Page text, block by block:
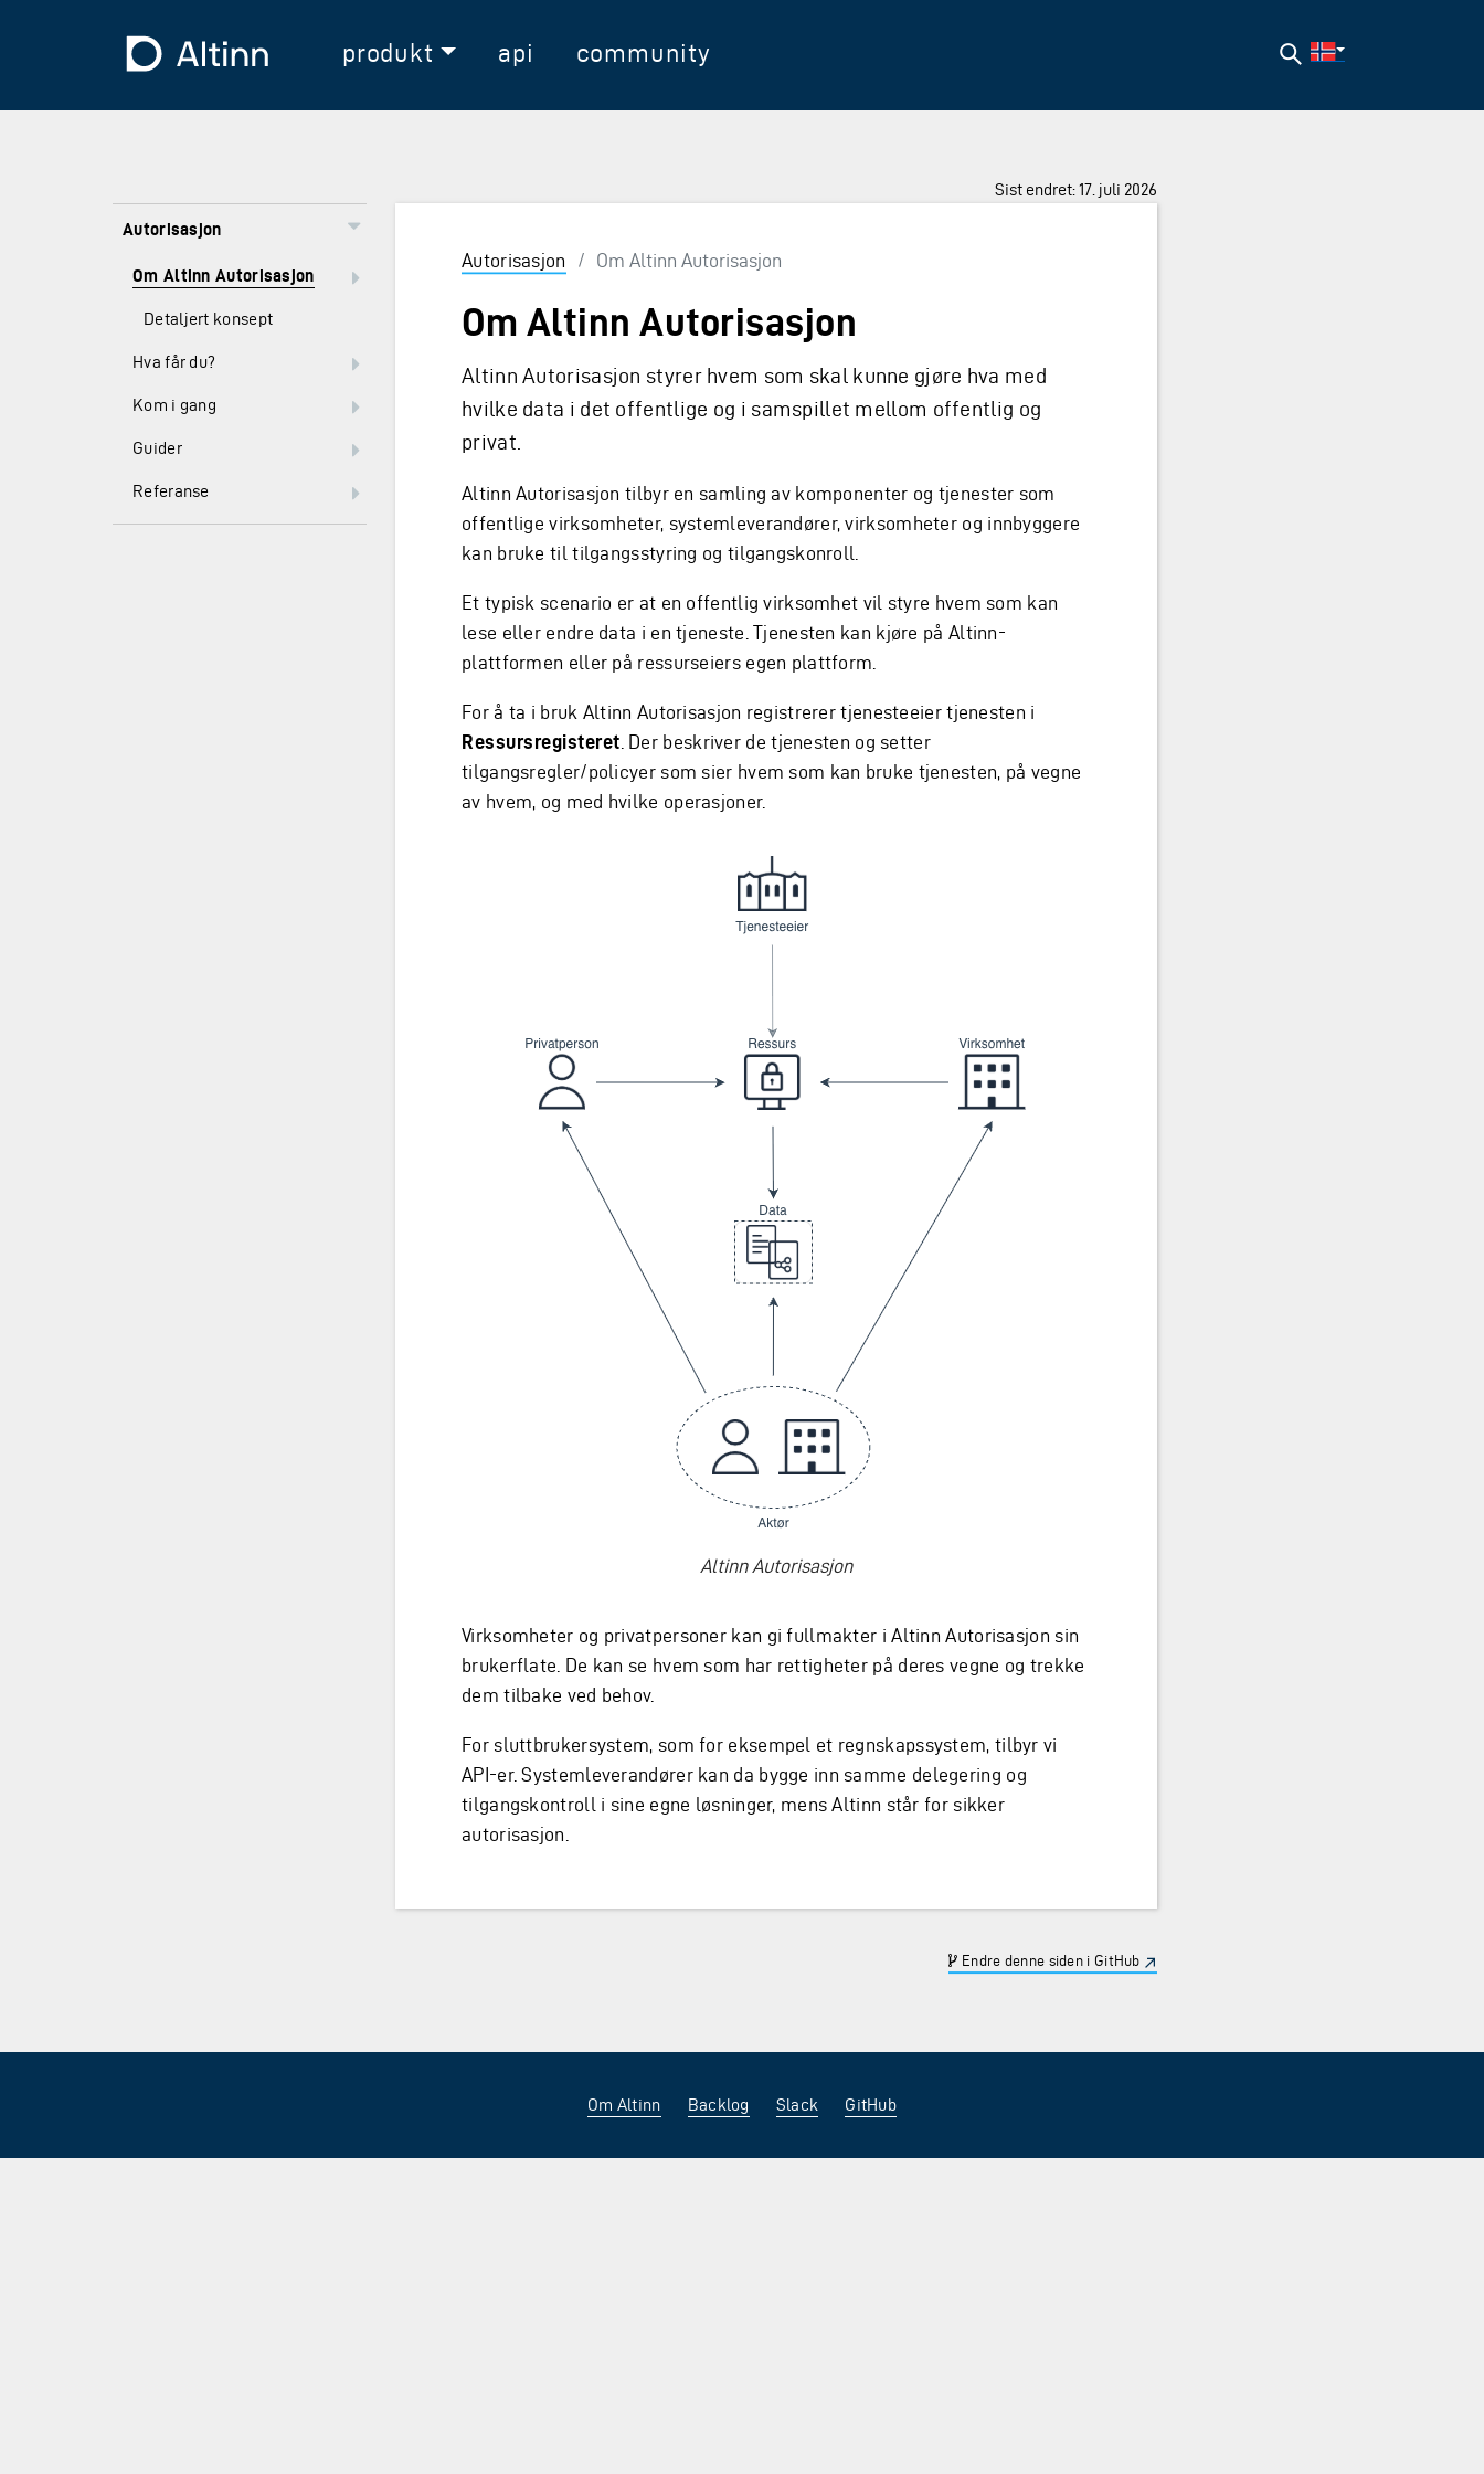
Til forsidenprodukt api community Søk
Sist endret: 17. juli 2026
Autorisasjon
Om Altinn Autorisasjon
Detaljert konsept
Hva får du?
Kom i gang
Guider
Referanse
Autorisasjon / Om Altinn Autorisasjon
Om Altinn Autorisasjon
Altinn Autorisasjon styrer hvem som skal kunne gjøre hva med
hvilke data i det offentlige og i samspillet mellom offentlig og
privat.
Altinn Autorisasjon tilbyr en samling av komponenter og tjenester som
offentlige virksomheter, systemleverandører, virksomheter og innbyggere
kan bruke til tilgangsstyring og tilgangskonroll.
Et typisk scenario er at en offentlig virksomhet vil styre hvem som kan
lese eller endre data i en tjeneste. Tjenesten kan kjøre på Altinn-
plattformen eller på ressurseiers egen plattform.
For å ta i bruk Altinn Autorisasjon registrerer tjenesteeier tjenesten i
Ressursregisteret . Der beskriver de tjenesten og setter
tilgangsregler/policyer som sier hvem som kan bruke tjenesten, på vegne
av hvem, og med hvilke operasjoner.
Altinn Autorisasjon
Virksomheter og privatpersoner kan gi fullmakter i Altinn Autorisasjon sin
brukerflate. De kan se hvem som har rettigheter på deres vegne og trekke
dem tilbake ved behov.
For sluttbrukersystem, som for eksempel et regnskapssystem, tilbyr vi
API-er. Systemleverandører kan da bygge inn samme delegering og
tilgangskontroll i sine egne løsninger, mens Altinn står for sikker
autorisasjon.
Endre denne siden i GitHub
Om Altinn Backlog Slack GitHub